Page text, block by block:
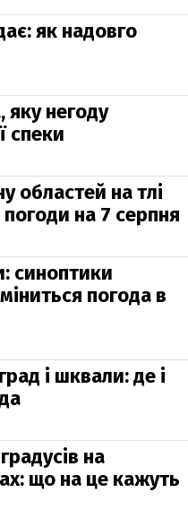
як надовго
яку негоду
спеки
областей на тлі
на 7 серпня
синоптики
погода в
і шквали: де і
на
що на це кажуть